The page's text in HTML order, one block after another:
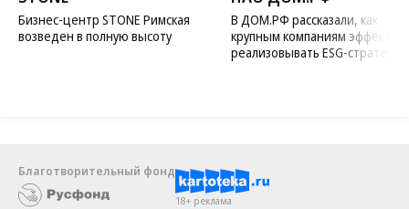
Бизнес-центр STONE Римская
возведен в полную высоту
В ДОМ.РФ рассказали, как
крупным компаниям
реализовывать ESG-стратегию
Благотворительный фонд
18+ реклама